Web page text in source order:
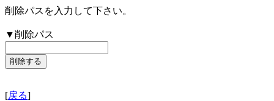
削除パスを入力して下さい。
▼削除パス
[戻る]